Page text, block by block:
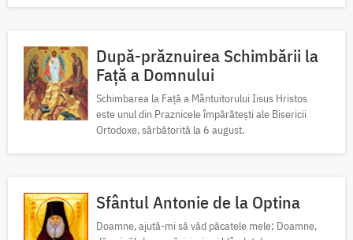
După-prăznuirea Schimbării la
Față a Domnului
Schimbarea la Față a Mântuitorului Iisus Hristos
este unul din Praznicele împărătești ale Bisericii
Ortodoxe, sărbătorită la 6 august.
Sfântul Antonie de la Optina
Doamne, ajută-mi să văd păcatele mele; Doamne,